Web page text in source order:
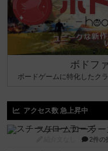
ボドフ
ボードゲームに特化したク
アクセス数 急上昇中
スチームローラー
2件の